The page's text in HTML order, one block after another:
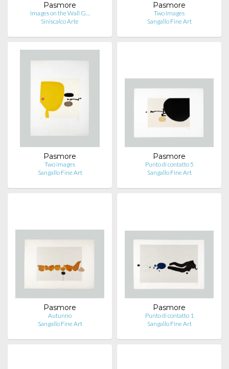
Pasmore
Images on the Wall G…
Siniscalco Arte
Pasmore
Two images
Sangallo Fine Art
Pasmore
Two images
Sangallo Fine Art
Pasmore
Punto di contatto 5
Sangallo Fine Art
Pasmore
Autunno
Sangallo Fine Art
Pasmore
Punto di contatto 1
Sangallo Fine Art